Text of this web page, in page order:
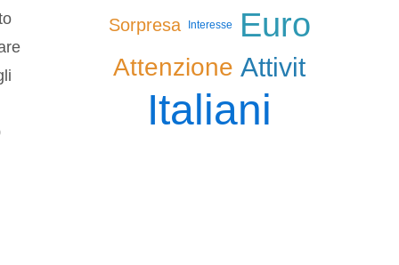
Sorpresa Interesse Euro
Attenzione Attivit
Italiani